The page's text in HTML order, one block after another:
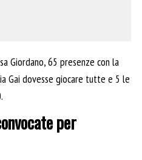
Giordano, 65 presenze con la
Gai dovesse giocare tutte e 5 le
per